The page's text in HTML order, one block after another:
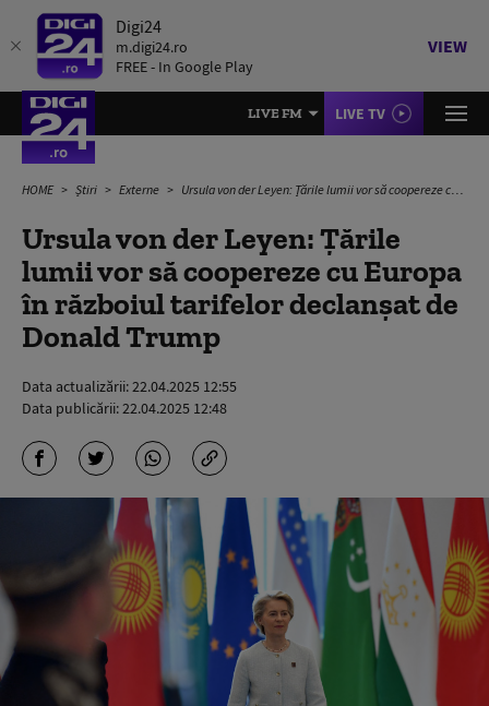
Digi24
m.digi24.ro
FREE - In Google Play
VIEW
LIVE FM LIVE TV
HOME Știri Externe Ursula von der Leyen: Țările lumii vor să coopereze cu Europa în războiul tarifelor declanșat de Donald Trump
Ursula von der Leyen: Țările
lumii vor să coopereze cu Europa
în războiul tarifelor declanșat de
Donald Trump
Data actualizării:22.04.2025 12:55
Data publicării:22.04.2025 12:48